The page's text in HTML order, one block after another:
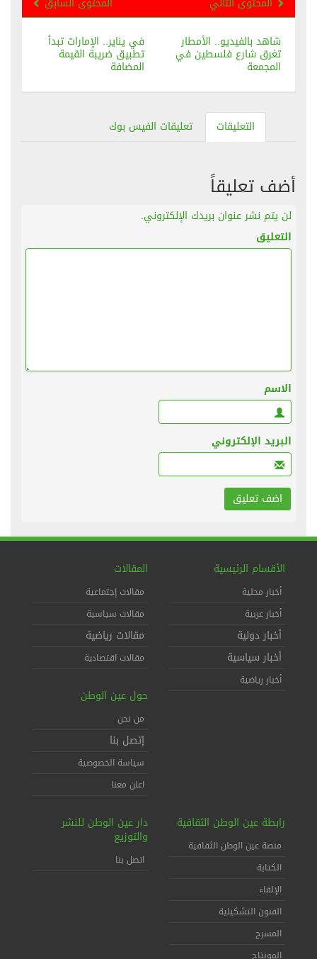
في يناير.. الإمارات تبدأ
تطبيق ضريبة القيمة
المضافة
شاهد بالفيديو.. الأمطار
تغرق شارع فلسطين في
المجمعة
التعليقات تعليقات الفيس بوك
أضف تعليقاً
لن يتم نشر عنوان بريدك الإلكتروني.
التعليق
الاسم
البريد الإلكتروني
الأقسام الرئيسية
أخبار محلية
أخبار عربية
أخبار دولية
أخبار سياسية
أخبار رياضية
المقالات
مقالات إجتماعية
مقالات سياسية
مقالات رياضية
مقالات اقتصادية
حول عين الوطن
من نحن
إتصل بنا
سياسة الخصوصية
اعلن معنا
رابطة عين الوطن الثقافية
منصة عين الوطن الثقافية
الكتابة
الإلقاء
الفنون التشكيلية
المسرح
المونتاج
دار عين الوطن للنشر
والتوزيع
اتصل بنا